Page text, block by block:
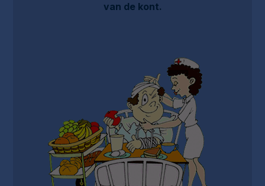
van de kont.